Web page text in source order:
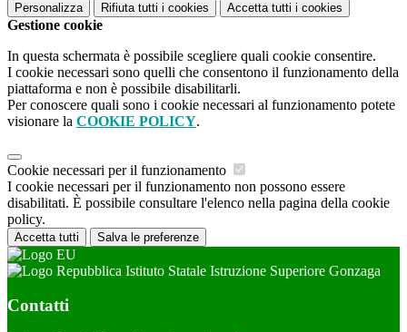
Personalizza Rifiuta tutti i cookies Accetta tutti i cookies
Gestione cookie
In questa schermata è possibile scegliere quali cookie consentire.
I cookie necessari sono quelli che consentono il funzionamento della
piattaforma e non è possibile disabilitarli.
Per conoscere quali sono i cookie necessari al funzionamento potete
visionare la COOKIE POLICY.
Cookie necessari per il funzionamento
I cookie necessari per il funzionamento non possono essere
disabilitati. È possibile consultare l'elenco nella pagina della cookie
policy.
Accetta tutti Salva le preferenze
Istituto Statale Istruzione Superiore Gonzaga
Contatti